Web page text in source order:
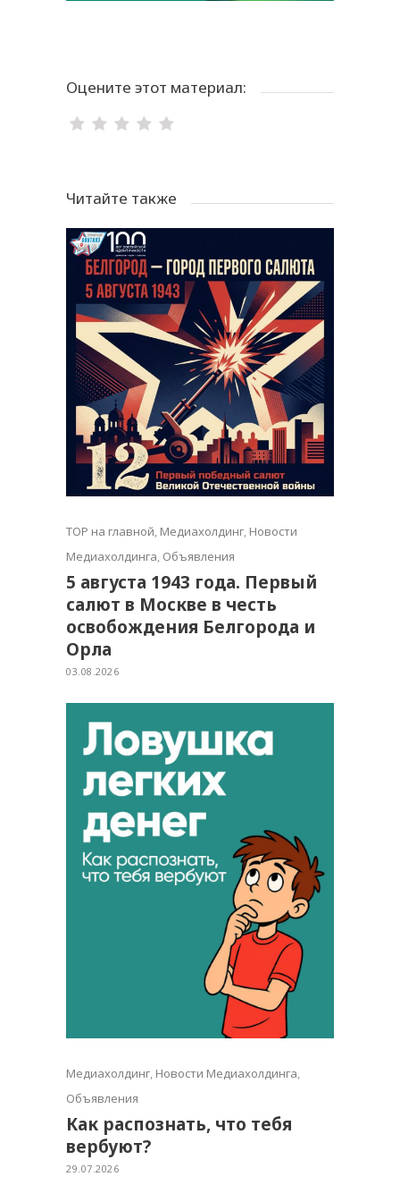
Оцените этот материал:
Читайте также
TOP на главной, Медиахолдинг, Новости
Медиахолдинга, Объявления
5 августа 1943 года. Первый
салют в Москве в честь
освобождения Белгорода и
Орла
03.08.2026
Медиахолдинг, Новости Медиахолдинга,
Объявления
Как распознать, что тебя
вербуют?
29.07.2026